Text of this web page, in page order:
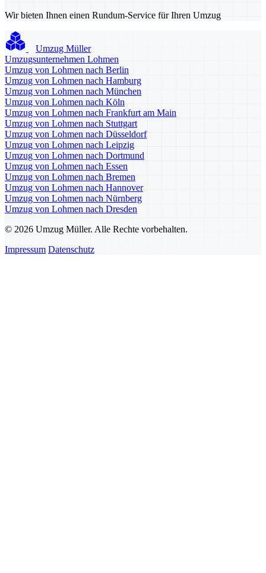
Wir bieten Ihnen einen Rundum-Service für Ihren Umzug
Umzug Müller
Umzugsunternehmen Lohmen
Umzug von Lohmen nach Berlin
Umzug von Lohmen nach Hamburg
Umzug von Lohmen nach München
Umzug von Lohmen nach Köln
Umzug von Lohmen nach Frankfurt am Main
Umzug von Lohmen nach Stuttgart
Umzug von Lohmen nach Düsseldorf
Umzug von Lohmen nach Leipzig
Umzug von Lohmen nach Dortmund
Umzug von Lohmen nach Essen
Umzug von Lohmen nach Bremen
Umzug von Lohmen nach Hannover
Umzug von Lohmen nach Nürnberg
Umzug von Lohmen nach Dresden
© 2026 Umzug Müller. Alle Rechte vorbehalten.
Impressum Datenschutz